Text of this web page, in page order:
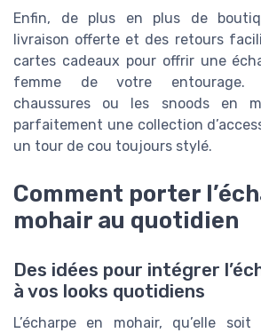
Enfin, de plus en plus de
livraison offerte et des retours
cartes cadeaux pour offrir une
femme de votre entourage.
chaussures ou les snoods en
parfaitement une collection
un tour de cou toujours stylé.
Comment porter
mohair au quotidien
Des idées pour intégrer
à vos looks quotidiens
L’écharpe en mohair, qu’elle